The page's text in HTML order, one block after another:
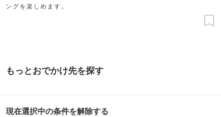
ングを楽しめます。
もっとおでかけ先を探す
現在選択中の条件を解除する